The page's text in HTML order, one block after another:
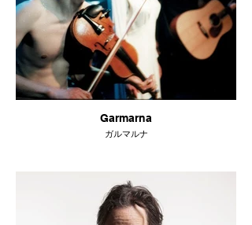
Garmarna
ガルマルナ